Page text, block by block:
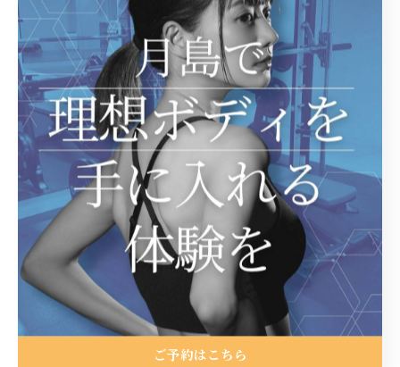
関連タグ
#月島
カテゴリー Categories
全てのカテゴリー
ダイエット
ボディメイク
トレーニング
ストレッチ
ゴルフ
ご予約はこちら